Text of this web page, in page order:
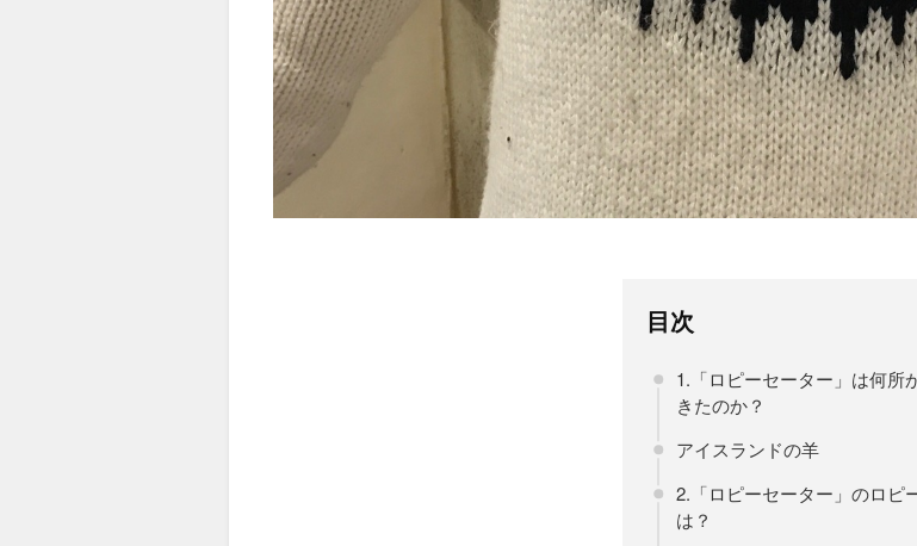
目次
1.「ロピーセーター」は何所
きたのか？
アイスランドの羊
2.「ロピーセーター」のロピ
は？